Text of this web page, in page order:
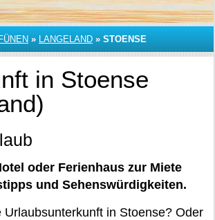
FÜNEN » LANGELAND » STOENSE
in Stoense
oder Ferienhaus zur Miete
und Sehenswürdigkeiten.
Urlaubsunterkunft in Stoense? Oder